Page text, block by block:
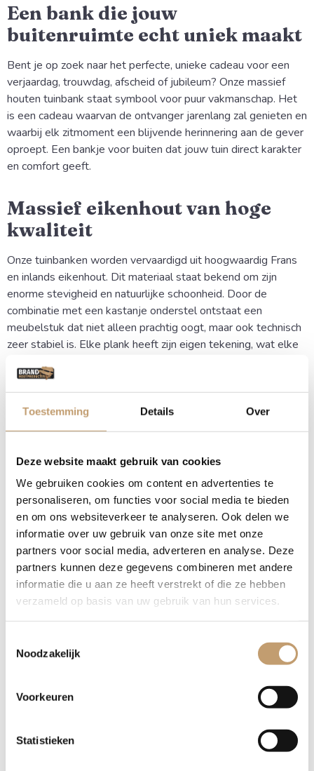
Toestemming Details Over
Deze website maakt gebruik van cookies
We gebruiken cookies om content en advertenties te
personaliseren, om functies voor social media te bieden
en om ons websiteverkeer te analyseren. Ook delen we
informatie over uw gebruik van onze site met onze
partners voor social media, adverteren en analyse. Deze
partners kunnen deze gegevens combineren met andere
informatie die u aan ze heeft verstrekt of die ze hebben
verzameld op basis van uw gebruik van hun services.
Noodzakelijk
Voorkeuren
Statistieken
Een bank die jouw
buitenruimte echt uniek maakt
Bent je op zoek naar het perfecte, unieke cadeau voor een
verjaardag, trouwdag, afscheid of jubileum? Onze massief
houten tuinbank staat symbool voor puur vakmanschap. Het
is een cadeau waarvan de ontvanger jarenlang zal genieten en
waarbij elk zitmoment een blijvende herinnering aan de gever
oproept. Een bankje voor buiten dat jouw tuin direct karakter
en comfort geeft.
Massief eikenhout van hoge
kwaliteit
Onze tuinbanken worden vervaardigd uit hoogwaardig Frans
en inlands eikenhout. Dit materiaal staat bekend om zijn
enorme stevigheid en natuurlijke schoonheid. Door de
combinatie met een kastanje onderstel ontstaat een
meubelstuk dat niet alleen prachtig oogt, maar ook technisch
zeer stabiel is. Elke plank heeft zijn eigen tekening, wat elke
Elegant en robuust design
De eiken tuinbank met rugleuning onderscheidt zich door zijn
buitenomgeving en vraagt minimale zorg. Om de banken hun
mooiste uitstraling te behouden en vergrijzing tegen te gaan,
raden we aan het hout te behandelen met olie. Dit biedt extra
bescherming tegen weersinvloeden en houdt het eikenhout in
topconditie.
Personalisatie naar uw wens
Wat deze handgemaakte tuinbanken bijzonder maakt, is de
mogelijkheid om ze volledig te personaliseren. Maak de bank
uniek door een zelfgekozen tekst, spreuk, logo of afbeelding
in het hout te laten laseren of frezen. Met deze persoonlijke
tastbare herinnering of een krachtig visitekaartje voor uw
Levering en speciale wensen